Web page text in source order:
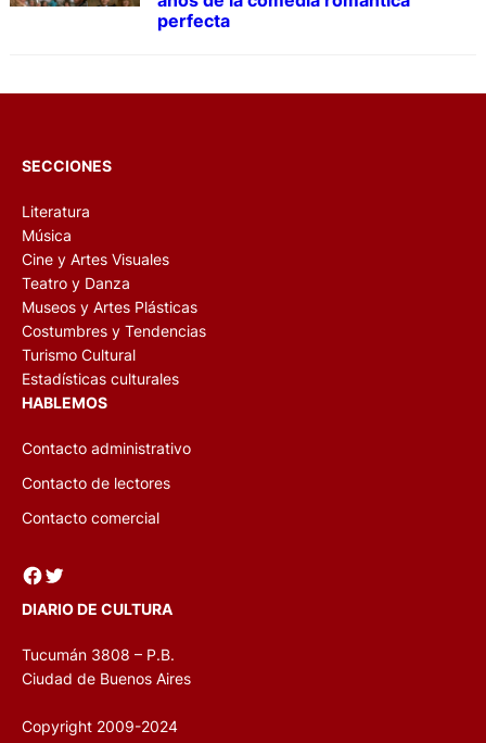
perfecta
SECCIONES
Literatura
Música
Cine y Artes Visuales
Teatro y Danza
Museos y Artes Plásticas
Costumbres y Tendencias
Turismo Cultural
Estadísticas culturales
HABLEMOS
Contacto administrativo
Contacto de lectores
Contacto comercial
Facebook Twitter
DIARIO DE CULTURA
Tucumán 3808 – P.B.
Ciudad de Buenos Aires
Copyright 2009-2024